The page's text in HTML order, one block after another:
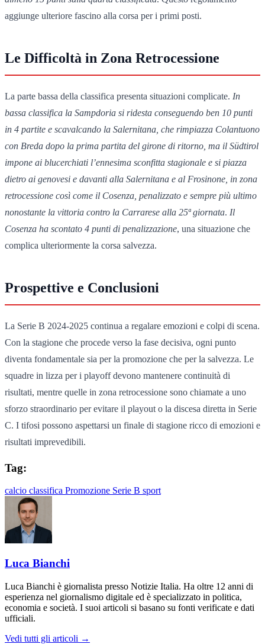
aggiunge ulteriore fascino alla corsa per i primi posti.
Le Difficoltà in Zona Retrocessione
La parte bassa della classifica presenta situazioni complicate. In
bassa classifica la Sampdoria si ridesta conseguendo ben 10 punti
in 4 partite e scavalcando la Salernitana, che rimpiazza Colantuono
con Breda dopo la prima partita del girone di ritorno, ma il Südtirol
impone ai blucerchiati l’ennesima sconfitta stagionale e si piazza
dietro ai genovesi e davanti alla Salernitana e al Frosinone, in zona
retrocessione così come il Cosenza, penalizzato e sempre più ultimo
nonostante la vittoria contro la Carrarese alla 25ª giornata. Il
Cosenza ha scontato 4 punti di penalizzazione, una situazione che
complica ulteriormente la corsa salvezza.
Prospettive e Conclusioni
La Serie B 2024-2025 continua a regalare emozioni e colpi di scena.
Con la stagione che procede verso la fase decisiva, ogni punto
diventa fondamentale sia per la promozione che per la salvezza. Le
squadre in lizza per i playoff devono mantenere continuità di
risultati, mentre quelle in zona retrocessione sono chiamate a uno
sforzo straordinario per evitare il playout o la discesa diretta in Serie
C. I tifosi possono aspettarsi un finale di stagione ricco di emozioni e
risultati imprevedibili.
Tag:
calcio classifica Promozione Serie B sport
Luca Bianchi
Luca Bianchi è giornalista presso Notizie Italia. Ha oltre 12 anni di
esperienza nel giornalismo digitale ed è specializzato in politica,
economia e società. I suoi articoli si basano su fonti verificate e dati
ufficiali.
Vedi tutti gli articoli →